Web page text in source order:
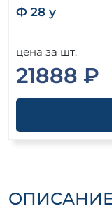
Ф 28 у
цена за шт.
21888 ₽